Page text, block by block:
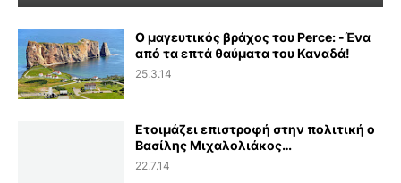
Ο μαγευτικός βράχος του Perce: -Ένα
από τα επτά θαύματα του Καναδά!
25.3.14
Ετοιμάζει επιστροφή στην πολιτική ο
Βασίλης Μιχαλολιάκος…
22.7.14